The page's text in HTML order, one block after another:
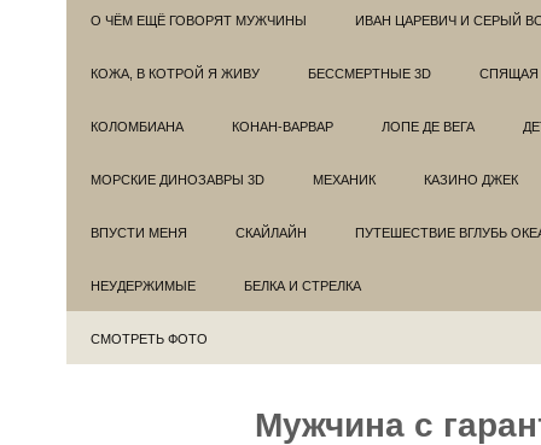
О ЧЁМ ЕЩЁ ГОВОРЯТ МУЖЧИНЫ ИВАН ЦАРЕВИЧ И СЕРЫЙ
КОЖА, В КОТРОЙ Я ЖИВУ БЕССМЕРТНЫЕ 3D СПЯЩАЯ
КОЛОМБИАНА КОНАН-ВАРВАР ЛОПЕ ДЕ ВЕГА
МОРСКИЕ ДИНОЗАВРЫ 3D МЕХАНИК КАЗИНО ДЖЕК
ВПУСТИ МЕНЯ СКАЙЛАЙН ПУТЕШЕСТВИЕ ВГЛУБЬ
НЕУДЕРЖИМЫЕ БЕЛКА И СТРЕЛКА
СМОТРЕТЬ ФОТО
Мужчина с